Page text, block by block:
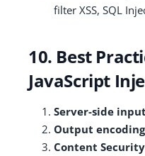
filter XSS, SQL
10. Best
JavaScript
Server-side
Output
Content Security